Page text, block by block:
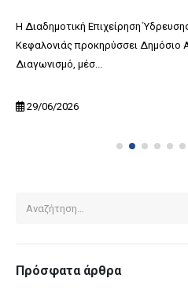
Η Διαδημοτική Επιχείρηση
Κεφαλονιάς προκηρύσσει Δημόσιο
Διαγωνισμό, μέσ...
29/06/2026
Πρόσφατα άρθρα